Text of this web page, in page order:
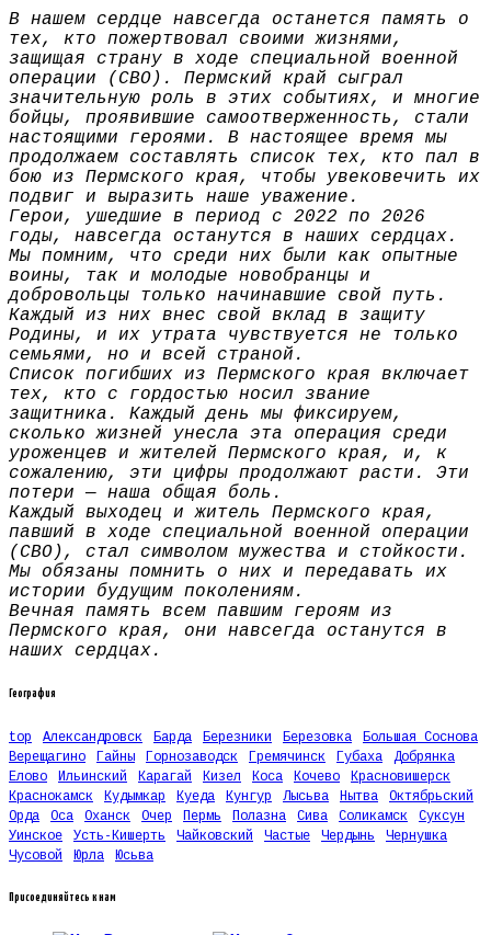
В нашем сердце навсегда останется память о
тех, кто пожертвовал своими жизнями,
защищая страну в ходе специальной военной
операции (СВО). Пермский край сыграл
значительную роль в этих событиях, и многие
бойцы, проявившие самоотверженность, стали
настоящими героями. В настоящее время мы
продолжаем составлять список тех, кто пал в
бою из Пермского края, чтобы увековечить их
подвиг и выразить наше уважение.
Герои, ушедшие в период с 2022 по 2026
годы, навсегда останутся в наших сердцах.
Мы помним, что среди них были как опытные
воины, так и молодые новобранцы и
добровольцы только начинавшие свой путь.
Каждый из них внес свой вклад в защиту
Родины, и их утрата чувствуется не только
семьями, но и всей страной.
Список погибших из Пермского края включает
тех, кто с гордостью носил звание
защитника. Каждый день мы фиксируем,
сколько жизней унесла эта операция среди
уроженцев и жителей Пермского края, и, к
сожалению, эти цифры продолжают расти. Эти
потери — наша общая боль.
Каждый выходец и житель Пермского края,
павший в ходе специальной военной операции
(СВО), стал символом мужества и стойкости.
Мы обязаны помнить о них и передавать их
истории будущим поколениям.
Вечная память всем павшим героям из
Пермского края, они навсегда останутся в
наших сердцах.
География
top Александровск Барда Березники Березовка
Большая Соснова
Верещагино
Гайны Горнозаводск Гремячинск Губаха
Добрянка
Елово
Ильинский Карагай Кизел Коса Кочево
Красновишерск
Краснокамск
Кудымкар Куеда Кунгур Лысьва Нытва
Октябрьский
Орда
Оса Оханск Очер Пермь Полазна Сива Соликамск
Суксун
Уинское
Усть-Кишерть Чайковский Частые Чердынь
Чернушка
Чусовой
Юрла Юсьва
Присоединяйтесь к нам